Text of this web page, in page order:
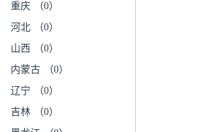
重庆
（0）
河北
（0）
山西
（0）
内蒙古
（0）
辽宁
（0）
吉林
（0）